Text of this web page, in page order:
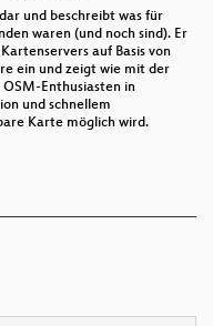
und beschreibt was für
waren (und noch sind). Er
auf Basis von
ein und zeigt wie mit der
Enthusiasten in
und schnellem
Karte möglich wird.